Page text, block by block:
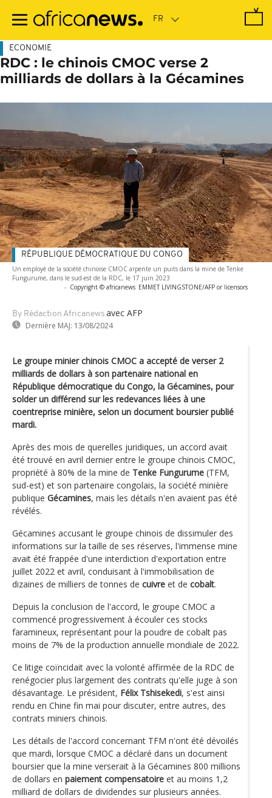
contenu
ECONOMIE
RDC : le chinois CMOC verse 2
milliards de dollars à la Gécamines
Un employé de la société chinoise CMOC arpente un puits dans la mine de Tenke
Fungurume, dans le sud-est de la RDC, le 17 juin 2023
- Copyright © africanews EMMET LIVINGSTONE/AFP or licensors
By Rédaction Africanews avec AFP
Dernière MAJ: 13/08/2024
RÉPUBLIQUE DÉMOCRATIQUE DU CONGO
Le groupe minier chinois CMOC a accepté de verser 2
milliards de dollars à son partenaire national en
République démocratique du Congo, la Gécamines, pour
solder un différend sur les redevances liées à une
coentreprise minière, selon un document boursier publié
mardi.
Après des mois de querelles juridiques, un accord avait
été trouvé en avril dernier entre le groupe chinois CMOC,
propriété à 80% de la mine de Tenke Fungurume (TFM,
sud-est) et son partenaire congolais, la société minière
publique Gécamines, mais les détails n'en avaient pas été
révélés.
Gécamines accusant le groupe chinois de dissimuler des
informations sur la taille de ses réserves, l'immense mine
avait été frappée d'une interdiction d'exportation entre
juillet 2022 et avril, conduisant à l'immobilisation de
dizaines de milliers de tonnes de cuivre et de cobalt.
Depuis la conclusion de l'accord, le groupe CMOC a
commencé progressivement à écouler ces stocks
faramineux, représentant pour la poudre de cobalt pas
moins de 7% de la production annuelle mondiale de 2022.
Ce litige coïncidait avec la volonté affirmée de la RDC de
renégocier plus largement des contrats qu'elle juge à son
désavantage. Le président, Félix Tshisekedi, s'est ainsi
rendu en Chine fin mai pour discuter, entre autres, des
contrats miniers chinois.
Les détails de l'accord concernant TFM n'ont été dévoilés
que mardi, lorsque CMOC a déclaré dans un document
boursier que la mine verserait à la Gécamines 800 millions
de dollars en paiement compensatoire et au moins 1,2
milliard de dollars de dividendes sur plusieurs années.